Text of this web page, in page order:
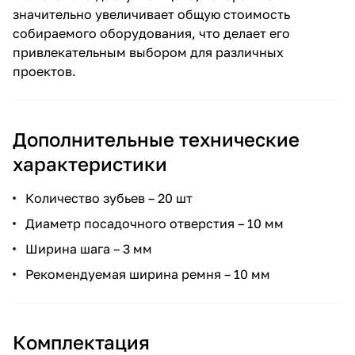
значительно увеличивает общую стоимость
собираемого оборудования, что делает его
привлекательным выбором для различных
проектов.
Дополнительные технические
характеристики
Количество зубьев – 20 шт
Диаметр посадочного отверстия – 10 мм
Ширина шага – 3 мм
Рекомендуемая ширина ремня – 10 мм
Комплектация